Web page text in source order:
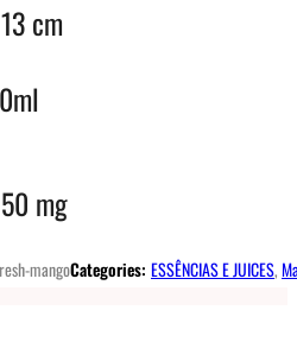
cm
mg
mangoCategories: ESSÊNCIAS E JUICES,